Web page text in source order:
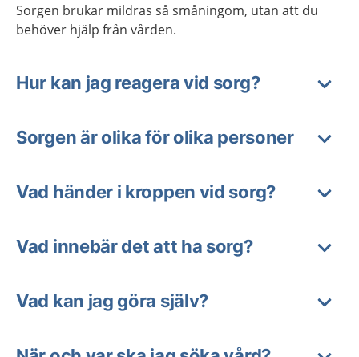
Sorgen brukar mildras så småningom, utan att du
behöver hjälp från vården.
Hur kan jag reagera vid sorg?
Sorgen är olika för olika personer
Vad händer i kroppen vid sorg?
Vad innebär det att ha sorg?
Vad kan jag göra själv?